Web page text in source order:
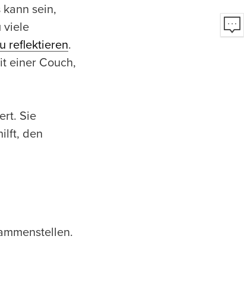
sein,
viele
reflektieren.
einer Couch,
Sie
den